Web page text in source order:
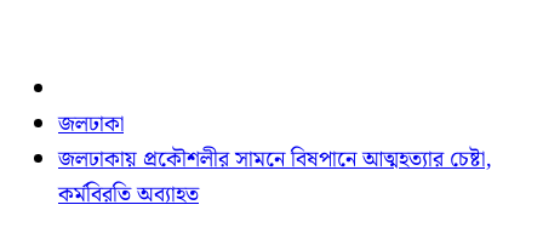
জলঢাকা
জলঢাকায় প্রকৌশলীর সামনে বিষপানে আত্মহত্যার চেষ্টা,
কর্মবিরতি অব্যাহত